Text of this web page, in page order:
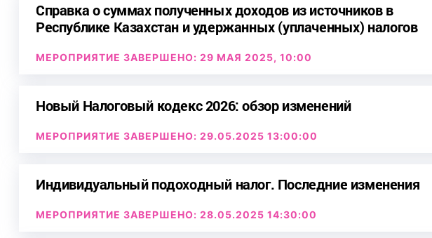
Справка о суммах полученных доходов из источников в
Республике Казахстан и удержанных (уплаченных) налогов
МЕРОПРИЯТИЕ ЗАВЕРШЕНО: 29 МАЯ 2025, 10:00
Новый Налоговый кодекс 2026: обзор изменений
МЕРОПРИЯТИЕ ЗАВЕРШЕНО: 29.05.2025 13:00:00
Индивидуальный подоходный налог. Последние изменения
МЕРОПРИЯТИЕ ЗАВЕРШЕНО: 28.05.2025 14:30:00